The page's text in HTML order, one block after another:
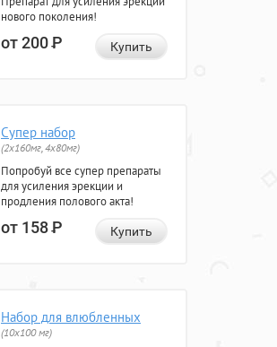
нового поколения!
от 200Р Купить
Супер набор
(2х160мг, 4х80мг)
Попробуй все супер препараты
для усиления эрекции и
продления полового акта!
от 158Р Купить
Набор для влюбленных
(10х100 мг)